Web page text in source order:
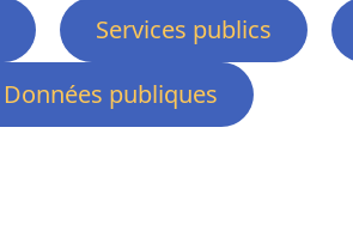
Services publics
Données publiques